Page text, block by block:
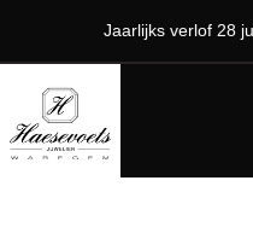
Jaarlijks verlof 28